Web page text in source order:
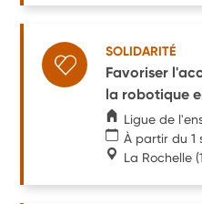
SOLIDARITÉ
Favoriser
la robotique
Ligue de
À partir du 1
La Rochelle